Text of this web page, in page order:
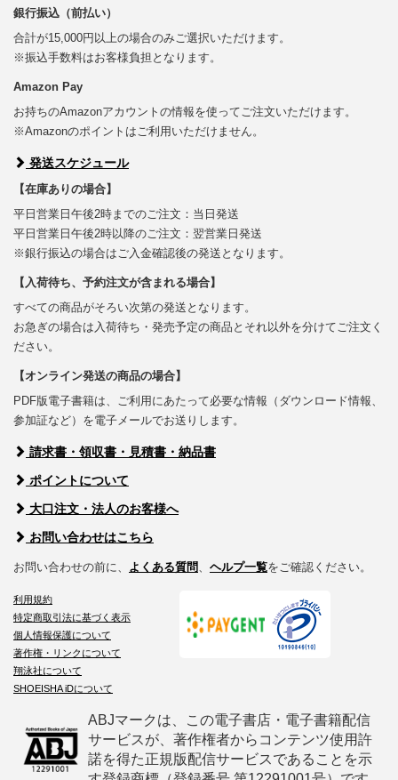
銀行振込（前払い）
合計が15,000円以上の場合のみご選択いただけます。
※振込手数料はお客様負担となります。
Amazon Pay
お持ちのAmazonアカウントの情報を使ってご注文いただけます。
※Amazonのポイントはご利用いただけません。
発送スケジュール
【在庫ありの場合】
平日営業日午後2時までのご注文：当日発送
平日営業日午後2時以降のご注文：翌営業日発送
※銀行振込の場合はご入金確認後の発送となります。
【入荷待ち、予約注文が含まれる場合】
すべての商品がそろい次第の発送となります。
お急ぎの場合は入荷待ち・発売予定の商品とそれ以外を分けてご注文く
ださい。
【オンライン発送の商品の場合】
PDF版電子書籍は、ご利用にあたって必要な情報（ダウンロード情報、
参加証など）を電子メールでお送りします。
請求書・領収書・見積書・納品書
ポイントについて
大口注文・法人のお客様へ
お問い合わせはこちら
お問い合わせの前に、 よくある質問 ヘルプ一覧をご確認ください。
利用規約
特定商取引法に基づく表示
個人情報保護について
著作権・リンクについて
翔泳社について
SHOEISHA iDについて
ABJマークは、この電子書店・電子書籍配信
サービスが、著作権者からコンテンツ使用許
諾を得た正規版配信サービスであることを示